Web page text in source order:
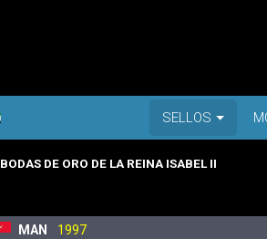
SELLOS
BODAS DE ORO DE LA REINA ISABEL II
MAN 1997